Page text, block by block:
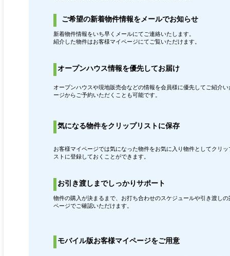
ご希望の新着物件情報をメールでお知らせ
新着物件情報をいち早くメールにてご連絡いたします。
紹介した物件はお客様マイページにてご覧いただけます。
オープンハウス情報を優先してお届け
オープンハウスや現地販売会などの情報を会員様に優先してご紹介い
ージからご予約いただくことも可能です。
気になる物件をクリップリストに保存
お客様マイページでは気になった物件をお気に入り物件としてクリッ
ストに登録しておくことができます。
お引き渡しまでしっかりサポート
物件の購入が決まるまで、お打ち合わせのスケジュールや引き渡し
ページでご確認いただけます。
モバイル版お客様マイページをご用意